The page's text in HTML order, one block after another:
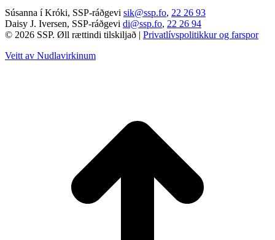
Súsanna í Króki, SSP-ráðgevi sik@ssp.fo, 22 26 93
Daisy J. Iversen, SSP-ráðgevi di@ssp.fo, 22 26 94
© 2026 SSP. Øll rættindi tilskiljað | Privatlívspolitikkur og farspor
Veitt av Nudlavirkinum